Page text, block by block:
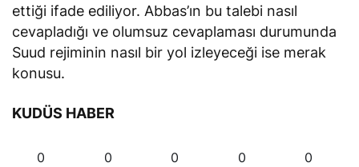
ettiği ifade ediliyor. Abbas’ın bu talebi nasıl
cevapladığı ve olumsuz cevaplaması durumunda
Suud rejiminin nasıl bir yol izleyeceği ise merak
konusu.
KUDÜS HABER
0 0 0 0 0